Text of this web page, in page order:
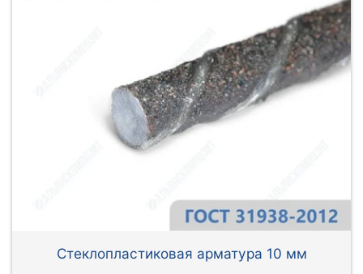
Стеклопластиковая арматура 10 мм